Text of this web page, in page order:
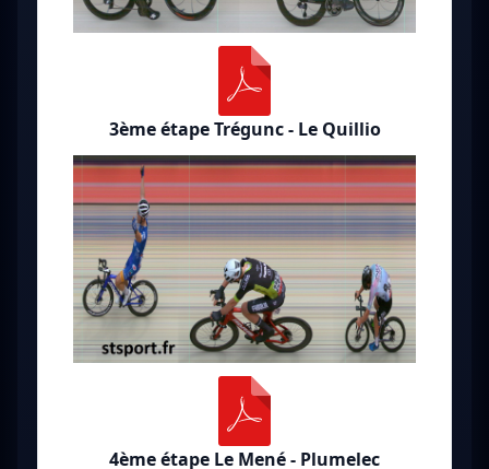
3ème étape Trégunc - Le Quillio
4ème étape Le Mené - Plumelec